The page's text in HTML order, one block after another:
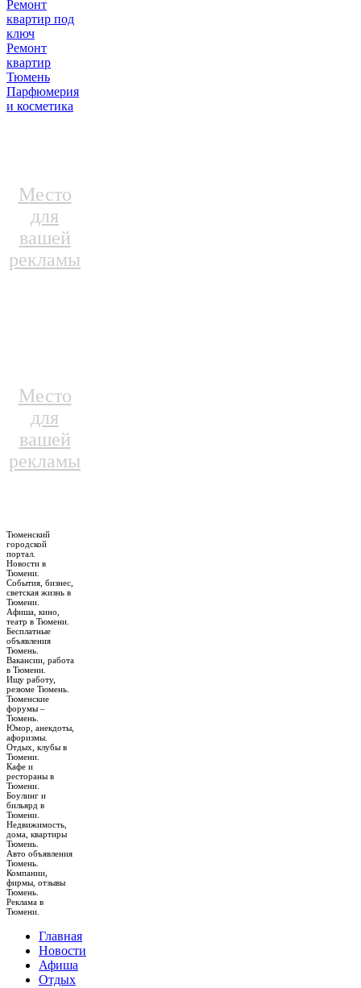
Ремонт
квартир под
ключ
Ремонт
квартир
Тюмень
Парфюмерия
и косметика
Место
для
вашей
рекламы
Место
для
вашей
рекламы
Тюменский
городской
портал.
Новости в
Тюмени.
События, бизнес,
светская жизнь в
Тюмени.
Афиша, кино,
театр в Тюмени.
Бесплатные
объявления
Тюмень.
Вакансии, работа
в Тюмени.
Ищу работу,
резюме Тюмень.
Тюменские
форумы –
Тюмень.
Юмор, анекдоты,
афоризмы.
Отдых, клубы в
Тюмени.
Кафе и
рестораны в
Тюмени.
Боулинг и
бильярд в
Тюмени.
Недвижимость,
дома, квартиры
Тюмень.
Авто объявления
Тюмень.
Компании,
фирмы, отзывы
Тюмень.
Реклама в
Тюмени.
Главная
Новости
Афиша
Отдых